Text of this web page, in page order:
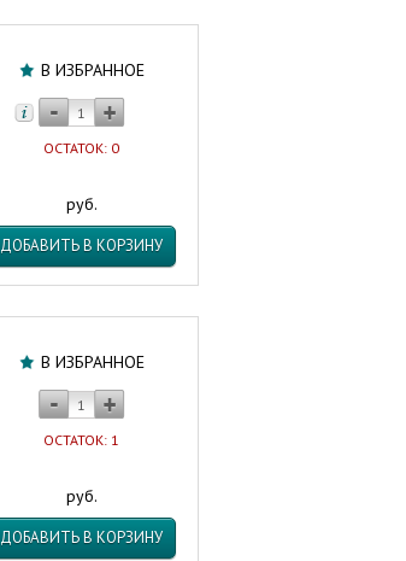
В ИЗБРАННОЕ
ОСТАТОК: 0
руб.
ДОБАВИТЬ В КОРЗИНУ
В ИЗБРАННОЕ
ОСТАТОК: 1
руб.
ДОБАВИТЬ В КОРЗИНУ